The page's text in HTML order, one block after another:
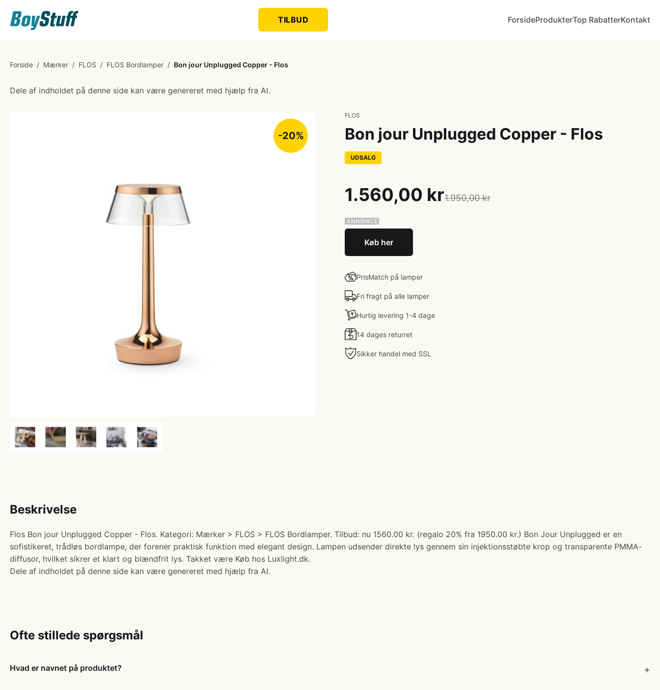
TILBUD ForsideProdukterTop RabatterKontakt
Forside / Mærker / FLOS / FLOS Bordlamper / Bon jour Unplugged Copper - Flos
Dele af indholdet på denne side kan være genereret med hjælp fra AI.
-20%
FLOS
Bon jour Unplugged Copper - Flos
UDSALG
1.560,00 kr1.950,00 kr
Køb her
PrisMatch på lamper
Fri fragt på alle lamper
Hurtig levering 1-4 dage
14 dages returret
Sikker handel med SSL
Beskrivelse
Flos Bon jour Unplugged Copper - Flos. Kategori: Mærker > FLOS > FLOS Bordlamper. Tilbud: nu 1560.00 kr. (regalo 20% fra 1950.00 kr.) Bon Jour Unplugged er en
sofistikeret, trådløs bordlampe, der forener praktisk funktion med elegant design. Lampen udsender direkte lys gennem sin injektionsstøbte krop og transparente PMMA-
diffusor, hvilket sikrer et klart og blændfrit lys. Takket være Køb hos Luxlight.dk.
Dele af indholdet på denne side kan være genereret med hjælp fra AI.
Ofte stillede spørgsmål
Hvad er navnet på produktet?